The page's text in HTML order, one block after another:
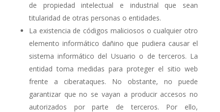
de propiedad intelectual e industrial que sean
titularidad de otras personas o entidades.
La existencia de códigos maliciosos o cualquier otro
elemento informático dañino que pudiera causar el
sistema informático del Usuario o de terceros. La
entidad toma medidas para proteger el sitio web
frente a ciberataques. No obstante, no puede
garantizar que no se vayan a producir accesos no
autorizados por parte de terceros. Por ello,